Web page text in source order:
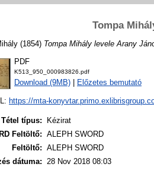
Tompa
(1854) Tompa Mihály levele Arany
PDF
K513_950_000983826.pdf
Download (9MB) Előzetes bemutató
https://mta-
Tétel típus:
Kézirat
Feltöltő: ALEPH SWORD
Feltöltő: ALEPH SWORD
dátuma: 28 Nov 2018 08:03